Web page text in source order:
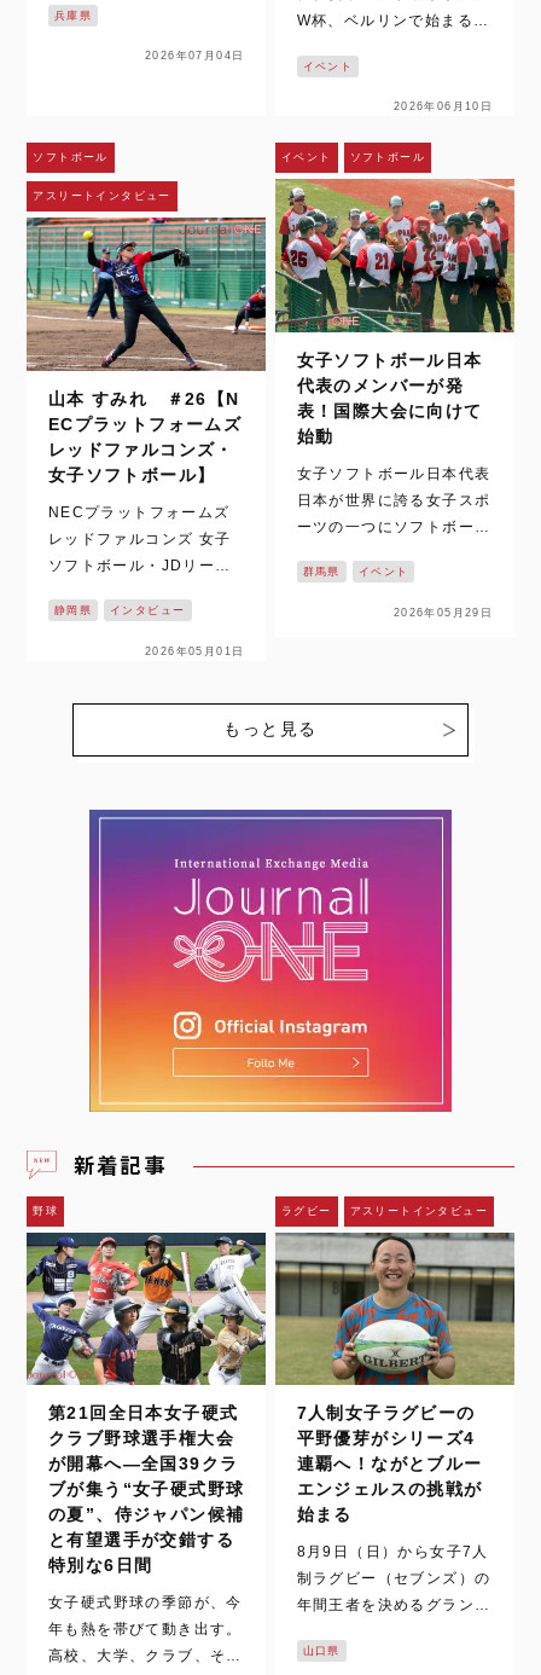
立ち続ける名門だ。 その9
3名が迎える最後の夏を追
ディション。しかし、神戸
弘陵学園の…
兵庫県
2026年07月04日
W杯、ベルリンで始まる時
ケットボールの試合映像
は、テレビや配信、SNS
た。ハイライトや切り取ら
れた一瞬を、何度でも目に
することができる。さら
に、時差のある国か…
イベント
2026年06月10日
ソフトボール
アスリートインタビュー
山本 すみれ ＃26【N
ECプラットフォームズ
レッドファルコンズ・
女子ソフトボール】
NECプラットフォームズ
レッドファルコンズ 女子
ソフトボール・JDリーグ
開幕！！ 静岡県掛川市を
拠点に活動し、悲願の日本
コンズ】の戦いが始まりま
静岡県 インタビュー
2026年05月01日
イベント ソフトボール
女子ソフトボール日本
代表のメンバーが発
表！国際大会に向けて
始動
女子ソフトボール日本代表
日本が世界に誇る女子スポ
ーツの一つにソフトボール
くの国際大会でも、表彰台
に上がってきた日本代表。
群馬県 イベント
2026年05月29日
もっと見る
新着記事
野球
第21回全日本女子硬式
クラブ野球選手権大会
が開幕へ―全国39クラ
ブが集う“女子硬式野球
の夏”、侍ジャパン候補
と有望選手が交錯する
特別な6日間
女子硬式野球の季節が、今
年も熱を帯びて動き出す。
高校、大学、クラブ、そし
ラグビー アスリートインタビュー
7人制女子ラグビーの
平野優芽がシリーズ4
連覇へ！ながとブルー
エンジェルスの挑戦が
始まる
8月9日（日）から女子7人
制ラグビー（セブンズ）の
年間王者を決めるグランド
る。今回の舞台は北海道札
山口県